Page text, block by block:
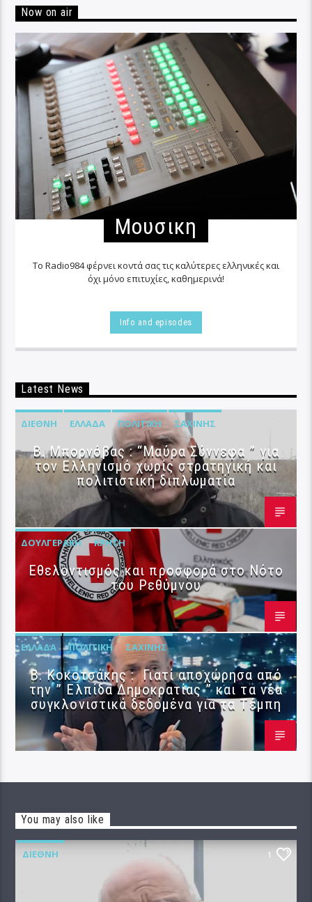
Now on air
Μουσικη
Το Radio984 φέρνει κοντά σας τις καλύτερες ελληνικές και
όχι μόνο επιτυχίες, καθημερινά!
Info and episodes
Latest News
ΔΙΕΘΝΉ ΕΛΛΆΔΑ ΠΟΛΙΤΙΚΉ ΣΑΧΊΝΗΣ
B. Μπορνόβας : “Μαύρα Σύννεφα ” για
τον Ελληνισμό χωρίς στρατηγική και
πολιτιστική διπλωματία
ΔΟΥΛΓΕΡΆΚΗ ΚΡΉΤΗ
Εθελοντισμός και προσφορά στο Νότο
του Ρεθύμνου
ΕΛΛΆΔΑ ΠΟΛΙΤΙΚΉ ΣΑΧΊΝΗΣ
Β. Κοκοτσάκης : Γιατί αποχώρησα από
την ” Ελπίδα Δημοκρατίας ” και τα νέα
συγκλονιστικά δεδομένα για τα Τέμπη
You may also like
ΔΙΕΘΝΉ 1